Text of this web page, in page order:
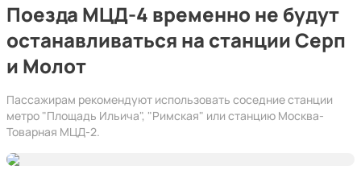
Поезда МЦД-4 временно не будут
останавливаться на станции Серп
и Молот
Пассажирам рекомендуют использовать соседние станции
метро "Площадь Ильича", "Римская" или станцию Москва-
Товарная МЦД-2.